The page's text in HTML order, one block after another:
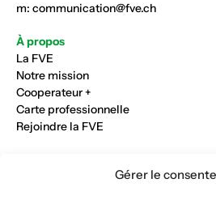
Gérer le
m: communication@fve.ch
À propos
La FVE
Notre mission
Cooperateur +
Carte professionnelle
Rejoindre la FVE